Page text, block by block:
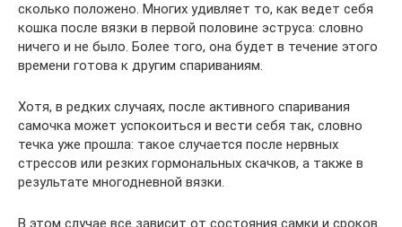
сколько положено. Многих удивляет то, как ведет себя
кошка после вязки в первой половине эструса: словно
ничего и не было. Более того, она будет в течение этого
времени готова к другим спариваниям.
Хотя, в редких случаях, после активного спаривания
самочка может успокоиться и вести себя так, словно
течка уже прошла: такое случается после нервных
стрессов или резких гормональных скачков, а также в
результате многодневной вязки.
В этом случае все зависит от состояния самки и сроков